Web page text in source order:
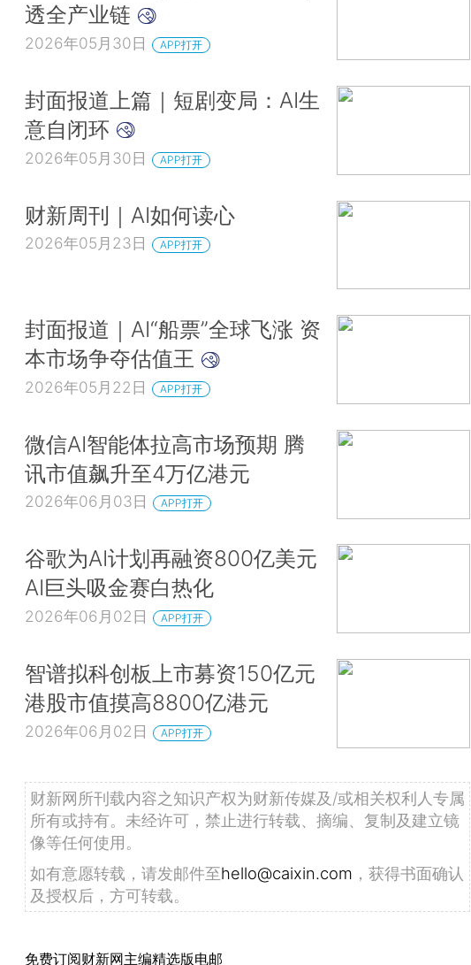
透全产业链
2026年05月30日 APP打开
封面报道上篇｜短剧变局：AI生
意自闭环
2026年05月30日 APP打开
财新周刊｜AI如何读心
2026年05月23日 APP打开
封面报道｜AI“船票”全球飞涨 资
本市场争夺估值王
2026年05月22日 APP打开
微信AI智能体拉高市场预期 腾
讯市值飙升至4万亿港元
2026年06月03日 APP打开
谷歌为AI计划再融资800亿美元
AI巨头吸金赛白热化
2026年06月02日 APP打开
智谱拟科创板上市募资150亿元
港股市值摸高8800亿港元
2026年06月02日 APP打开
财新网所刊载内容之知识产权为财新传媒及/或相关权利人专属
所有或持有。未经许可，禁止进行转载、摘编、复制及建立镜
像等任何使用。
如有意愿转载，请发邮件至hello@caixin.com ，获得书面确认
及授权后，方可转载。
免费订阅财新网主编精选版电邮